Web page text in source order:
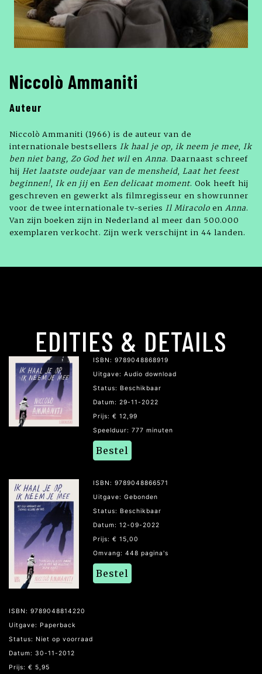
Niccolò Ammaniti
Auteur
Niccolò Ammaniti (1966) is de auteur van de
internationale bestsellers Ik haal je op, ik neem je mee, Ik
ben niet bang, Zo God het wil en Anna. Daarnaast schreef
hij Het laatste oudejaar van de mensheid, Laat het feest
beginnen!, Ik en jij en Een delicaat moment. Ook heeft hij
geschreven en gewerkt als filmregisseur en showrunner
voor de twee internationale tv-series Il Miracolo en Anna.
Van zijn boeken zijn in Nederland al meer dan 500.000
exemplaren verkocht. Zijn werk verschijnt in 44 landen.
EDITIES & DETAILS
ISBN: 9789048868919
Uitgave: Audio download
Status: Beschikbaar
Datum: 29-11-2022
Prijs: € 12,99
Speelduur: 777 minuten
Bestel
ISBN: 9789048866571
Uitgave: Gebonden
Status: Beschikbaar
Datum: 12-09-2022
Prijs: € 15,00
Omvang: 448 pagina's
Bestel
ISBN: 9789048814220
Uitgave: Paperback
Status: Niet op voorraad
Datum: 30-11-2012
Prijs: € 5,95